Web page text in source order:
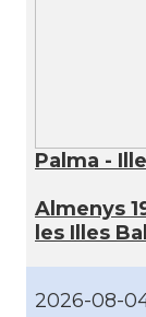
Palma -
Almenys
les Illes
2026-08-